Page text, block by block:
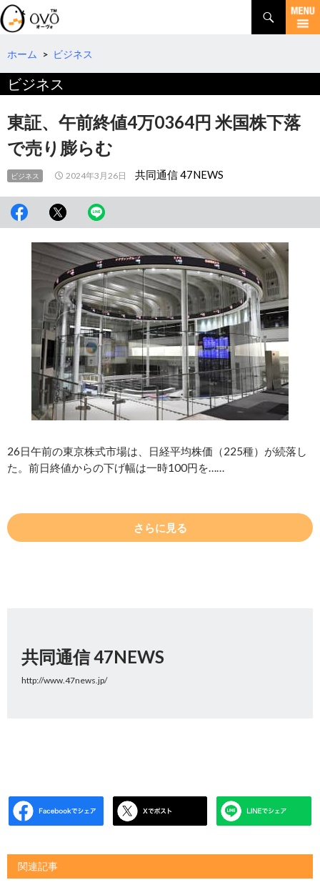
検
索
コ
テ
へ
移
動
ホーム > ビジネス
ビジネス
東証、午前終値4万0364円 米国株下落
で売り膨らむ
ビジネス 2024年3月26日 共同通信 47NEWS
26日午前の東京株式市場は、日経平均株価（225種）が続落し
た。前日終値からの下げ幅は一時100円を……
さらに見る
共同通信 47NEWS
http://www.47news.jp/
関連記事